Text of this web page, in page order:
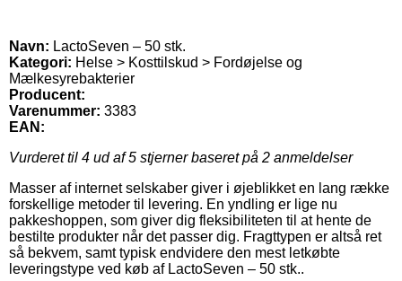
Navn: LactoSeven – 50 stk.
Kategori: Helse > Kosttilskud > Fordøjelse og
Mælkesyrebakterier
Producent:
Varenummer: 3383
EAN:
Vurderet til 4 ud af 5 stjerner baseret på 2 anmeldelser
Masser af internet selskaber giver i øjeblikket en lang række
forskellige metoder til levering. En yndling er lige nu
pakkeshoppen, som giver dig fleksibiliteten til at hente de
bestilte produkter når det passer dig. Fragttypen er altså ret
så bekvem, samt typisk endvidere den mest letkøbte
leveringstype ved køb af LactoSeven – 50 stk..